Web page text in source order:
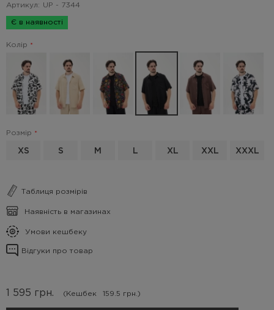
Артикул: UP - 7344
Є в наявності
Колір
Розмір
XS S M L XL XXL XXXL
Таблиця розмірів
Наявність в магазинах
Умови кешбеку
Відгуки про товар
1 595 грн. (Кешбек 159.5 грн.)